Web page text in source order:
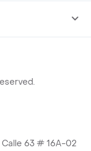
63 # 16A-02